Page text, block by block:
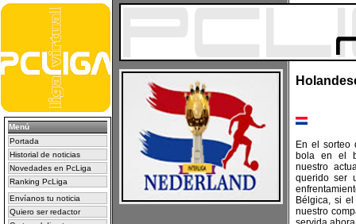
Menú
Portada
Historial de noticias
Novedades en PcLiga
Ranking PcLiga
Envíanos tu noticia
Quiero ser redactor
En el sorteo
bola en el
nuestro
querido ser
Bélgica, si
nuestro